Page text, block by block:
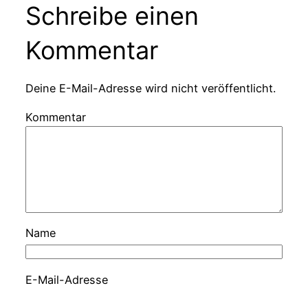
Schreibe einen
Kommentar
Deine E-Mail-Adresse wird nicht veröffentlicht.
Kommentar
Name
E-Mail-Adresse